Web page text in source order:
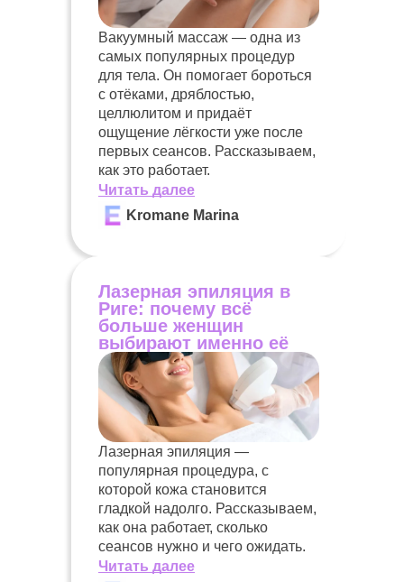
Вакуумный массаж — одна из
самых популярных процедур
для тела. Он помогает бороться
с отёками, дряблостью,
целлюлитом и придаёт
ощущение лёгкости уже после
первых сеансов. Рассказываем,
как это работает.
Читать далее
Kromane Marina
Лазерная эпиляция в
Риге: почему всё
больше женщин
выбирают именно её
Лазерная эпиляция —
популярная процедура, с
которой кожа становится
гладкой надолго. Рассказываем,
как она работает, сколько
сеансов нужно и чего ожидать.
Читать далее